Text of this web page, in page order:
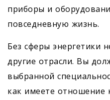
приборы и
повседневную жизнь.
Без сферы энергетики
другие отрасли. Вы
выбранной
как имеете отношение